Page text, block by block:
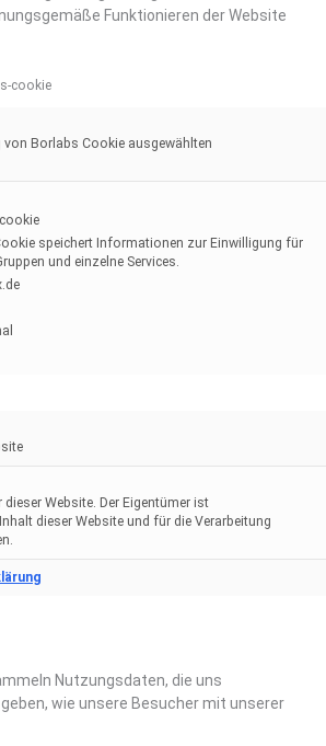
Funktionieren der Website
cookie
von Borlabs Cookie ausgewählten
speichert Informationen zur Einwilligung für
und einzelne Services.
dieser Website. Der Eigentümer ist
dieser Website und für die Verarbeitung
Nutzungsdaten, die uns
wie unsere Besucher mit unserer